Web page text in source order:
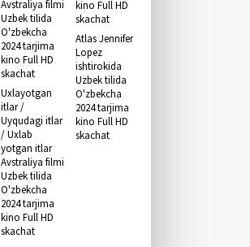
Uxlayotgan
itlar /
Uyqudagi itlar
/ Uxlab
yotgan itlar
Avstraliya filmi
Uzbek tilida
O'zbekcha
2024 tarjima
kino Full HD
skachat
Atlas Jennifer
Lopez
ishtirokida
Uzbek tilida
O'zbekcha
2024 tarjima
kino Full HD
skachat